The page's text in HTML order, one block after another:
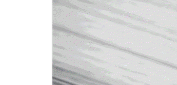
GM reafirma su
compromiso con movilidad
más segura y conectada